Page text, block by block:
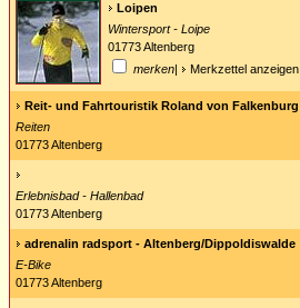
Loipen
Wintersport - Loipe
01773 Altenberg
merken| Merkzettel anzeigen
Reit- und Fahrtouristik Roland von Falkenburg
Reiten
01773 Altenberg
Erlebnisbad - Hallenbad
01773 Altenberg
adrenalin radsport - Altenberg/Dippoldiswalde
E-Bike
01773 Altenberg